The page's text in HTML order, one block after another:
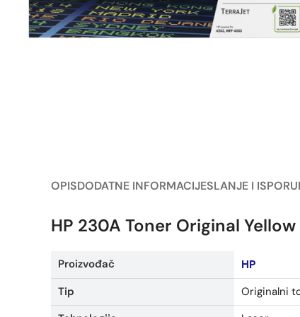
OPISDODATNE INFORMACIJESLANJE I
HP 230A Toner Original
Proizvođač HP
Tip
Originalni